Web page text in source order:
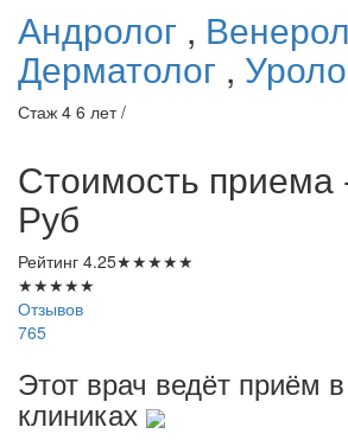
Андролог ,
Дерматолог ,
Стаж 4 6 лет /
Стоимость приема
Руб
Рейтинг 4.25★★★★★
★★★★★
Отзывов
765
Этот врач ведёт приём
клиниках